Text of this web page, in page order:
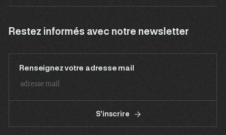
Restez informés avec notre newsletter
Renseignez votre adresse mail
S'inscrire